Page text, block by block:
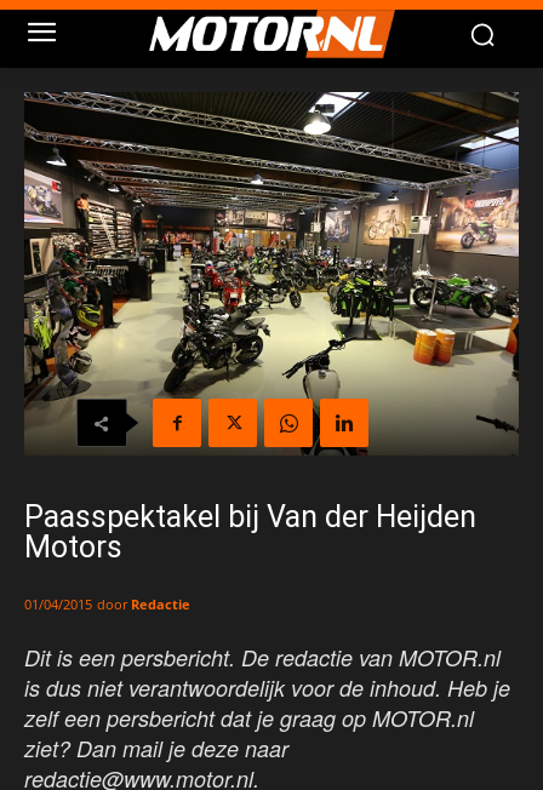
Paasspektakel bij Van der Heijden
Motors
01/04/2015 door Redactie
Dit is een persbericht. De redactie van MOTOR.nl
is dus niet verantwoordelijk voor de inhoud. Heb je
zelf een persbericht dat je graag op MOTOR.nl
ziet? Dan mail je deze naar
redactie@www.motor.nl.